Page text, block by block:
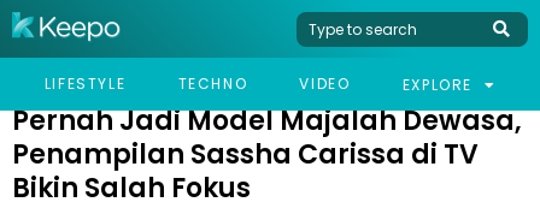
LIFESTYLE TECHNO VIDEO EXPLORE
HOME CELEB
PERNAH JADI MODEL MAJALAH DEWASA, PENAMPILAN SASSHA
Pernah Jadi Model Majalah Dewasa,
Penampilan Sassha Carissa di TV
Bikin Salah Fokus